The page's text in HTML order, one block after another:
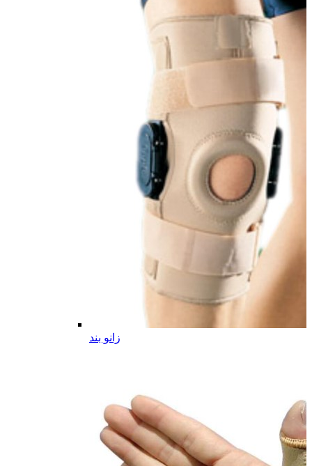
زانو بند